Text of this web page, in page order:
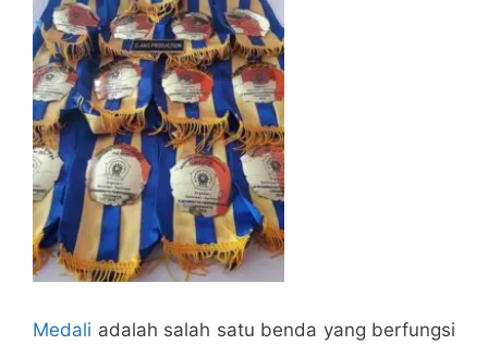
Medali adalah salah satu benda yang berfungsi